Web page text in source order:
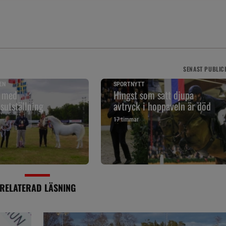
SENAST
SPORTNYTT
Hingst som satt djupa
avtryck i hoppaveln är död
17 timmar
RELATERAD LÄSNING